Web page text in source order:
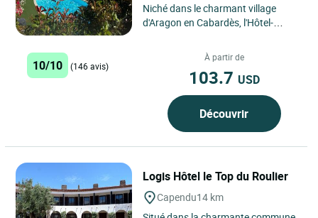
Niché dans le charmant village
d'Aragon en Cabardès, l'Hôtel-
escapade paisible au cœur...
10/10 (146 avis)
À partir de
103.7 USD
Découvrir
Logis Hôtel le Top du Roulier
Capendu14 km